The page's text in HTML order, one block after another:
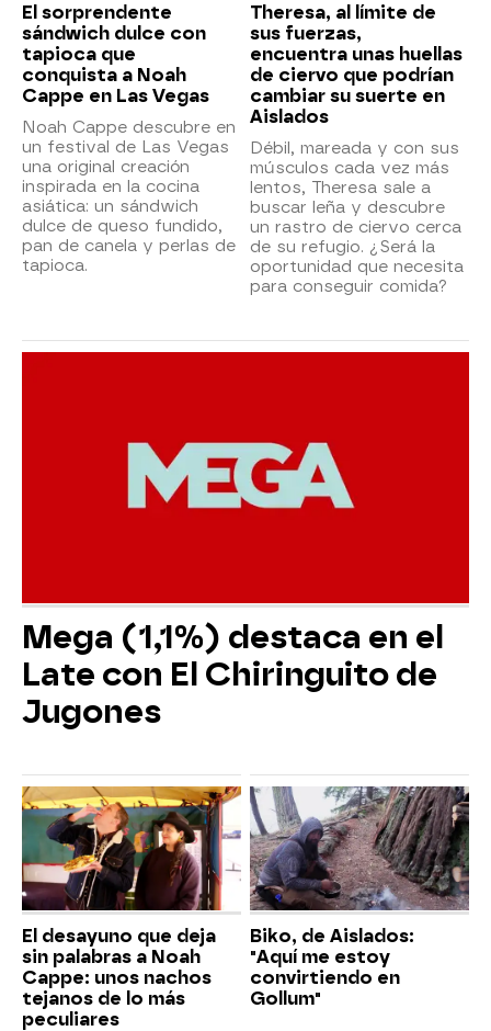
El sorprendente
sándwich dulce con
tapioca que
conquista a Noah
Cappe en Las Vegas
Noah Cappe descubre en
un festival de Las Vegas
una original creación
inspirada en la cocina
asiática: un sándwich
dulce de queso fundido,
pan de canela y perlas de
tapioca.
Theresa, al límite de
sus fuerzas,
encuentra unas huellas
de ciervo que podrían
cambiar su suerte en
Aislados
Débil, mareada y con sus
músculos cada vez más
lentos, Theresa sale a
buscar leña y descubre
un rastro de ciervo cerca
de su refugio. ¿Será la
oportunidad que necesita
para conseguir comida?
Mega (1,1%) destaca en el
Late con El Chiringuito de
Jugones
El desayuno que deja
sin palabras a Noah
Cappe: unos nachos
tejanos de lo más
peculiares
Biko, de Aislados:
"Aquí me estoy
convirtiendo en
Gollum"